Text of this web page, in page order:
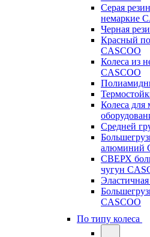
Серая
немаркие
Черная
Красный
CASCOO
Колеса из
CASCOO
Колеса для
Средней
алюминий
СВЕРХ
чугун
CASCOO
По типу колеса